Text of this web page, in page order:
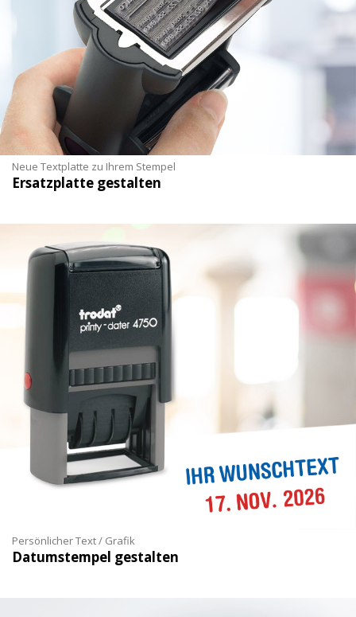
Neue Textplatte zu Ihrem Stempel
Ersatzplatte gestalten
Persönlicher Text / Grafik
Datumstempel gestalten